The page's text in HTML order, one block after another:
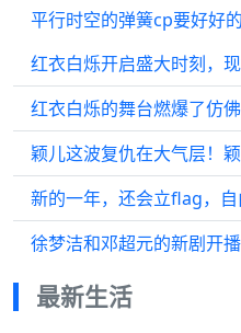
平行时空的弹簧cp要好好的
红衣白烁的舞台燃爆了仿
颖儿这波复仇在大气层！
最新生活